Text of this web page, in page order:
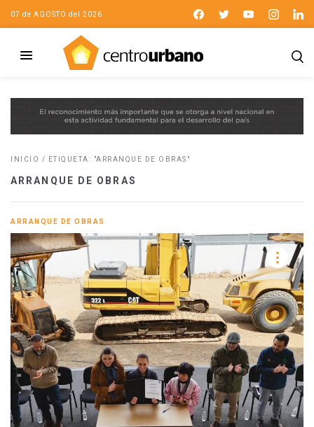
07 de AGOSTO del 2026
INICIO / ETIQUETA: "ARRANQUE DE OBRAS"
ARRANQUE DE OBRAS
ARRANQUE DE OBRAS